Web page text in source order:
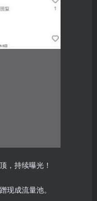
，持续曝光！
现成流量池。